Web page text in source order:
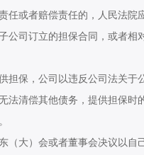
或者赔偿责任的，人民法院
司订立的担保合同，或者相
保，公司以违反公司法关于
法清偿其他债务，提供担保
大）会或者董事会决议以自